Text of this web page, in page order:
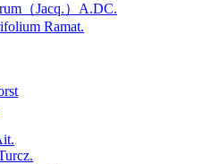
（Jacq.）A.DC.
Ramat.